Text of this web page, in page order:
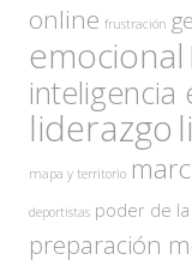
online frustración
emocional
inteligencia
liderazgo
mapa y territorio
deportistas poder de
preparación